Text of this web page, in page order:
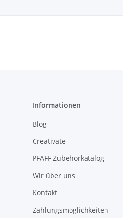
Informationen
Blog
Creativate
PFAFF Zubehörkatalog
Wir über uns
Kontakt
Zahlungsmöglichkeiten